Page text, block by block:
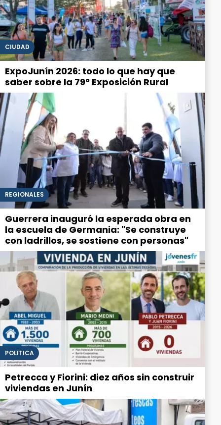
CIUDAD
ExpoJunín 2026: todo lo que hay que
saber sobre la 79° Exposición Rural
REGIONALES
Guerrera inauguró la esperada obra en
la escuela de Germania: "Se construye
con ladrillos, se sostiene con personas"
POLITICA
Petrecca y Fiorini: diez años sin construir
viviendas en Junín